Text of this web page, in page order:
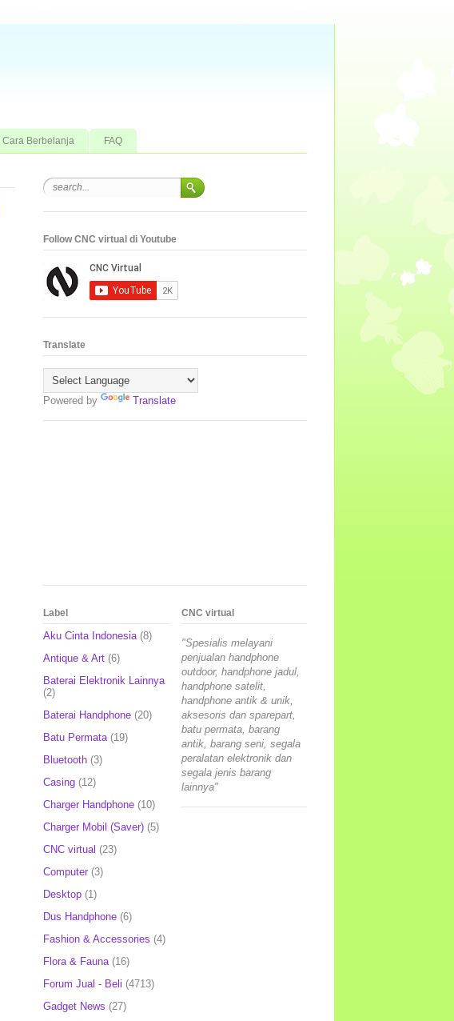
Cara Berbelanja FAQ
Follow CNC virtual di Youtube
Translate
Powered by Translate
Label
Aku Cinta Indonesia (8)
Antique & Art (6)
Baterai Elektronik Lainnya
(2)
Baterai Handphone (20)
Batu Permata (19)
Bluetooth (3)
Casing (12)
Charger Handphone (10)
Charger Mobil (Saver) (5)
CNC virtual (23)
Computer (3)
Desktop (1)
Dus Handphone (6)
Fashion & Accessories (4)
Flora & Fauna (16)
Forum Jual - Beli (4713)
Gadget News (27)
CNC virtual
"Spesialis melayani
penjualan handphone
outdoor, handphone jadul,
handphone satelit,
handphone antik & unik,
aksesoris dan sparepart,
batu permata, barang
antik, barang seni, segala
peralatan elektronik dan
segala jenis barang
lainnya"